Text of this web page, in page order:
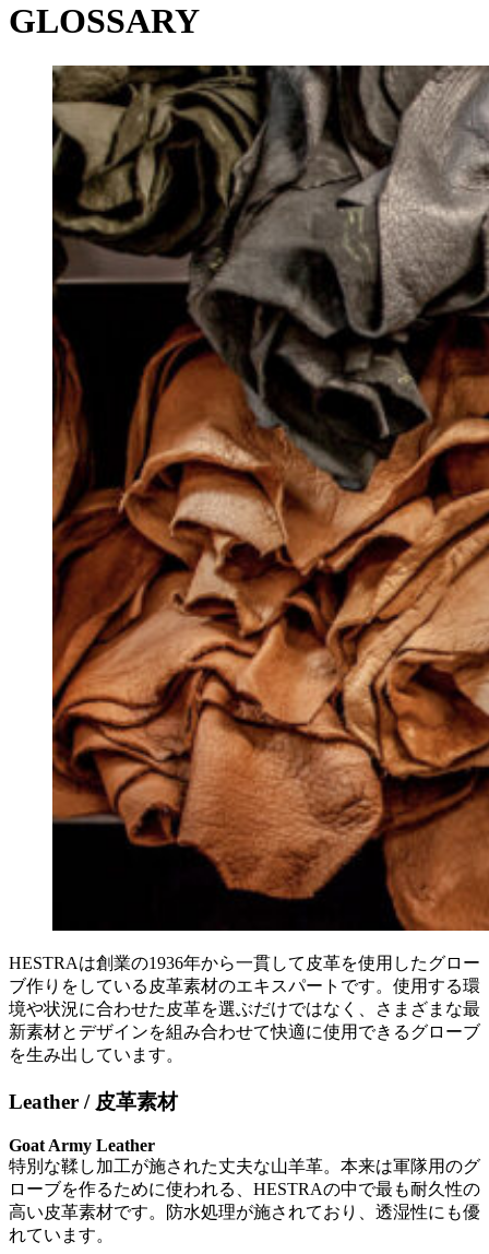
GLOSSARY
HESTRAは創業の1936年から一貫して皮革を使用したグロー
ブ作りをしている皮革素材のエキスパートです。使用する環
境や状況に合わせた皮革を選ぶだけではなく、さまざまな最
新素材とデザインを組み合わせて快適に使用できるグローブ
を生み出しています。
Leather / 皮革素材
Goat Army Leather
特別な鞣し加工が施された丈夫な山羊革。本来は軍隊用のグ
ローブを作るために使われる、HESTRAの中で最も耐久性の
高い皮革素材です。防水処理が施されており、透湿性にも優
れています。